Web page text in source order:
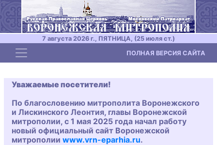
7 августа 2026 г., ПЯТНИЦА, (25 июля ст.)
Toggle navigation ПОЛНАЯ ВЕРСИЯ САЙТА
Уважаемые посетители!
По благословению митрополита Воронежского
и Лискинского Леонтия, главы Воронежской
митрополии, с 1 мая 2025 года начал работу
новый официальный сайт Воронежской
митрополии www.vrn-eparhia.ru.